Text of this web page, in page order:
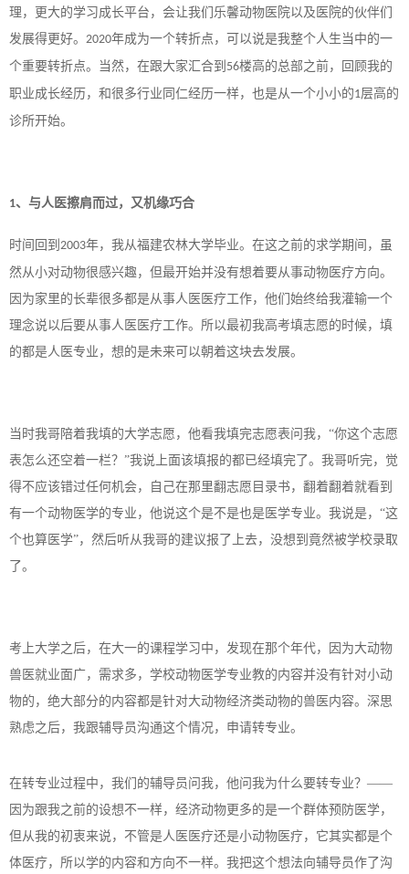
理，更大的学习成长平台，会让我们乐馨动物医院以及医院的伙伴们
发展得更好。 2020年成为一个转折点，可以说是我整个人生当中的一
个重要转折点。当然，在跟大家汇合到 56楼高的总部之前，回顾我的
职业成长经历，和很多行业同仁经历一样，也是从一个小小的1层高的
诊所开始。
1、与人医擦肩而过，又机缘巧合
时间回到 2003年，我从福建农林大学毕业。在这之前的求学期间，虽
然从小对动物很感兴趣，但最开始并没有想着要从事动物医疗方向。
因为家里的长辈很多都是从事人医医疗工作，他们始终给我灌输一个
理念说以后要从事人医医疗工作。所以最初我高考填志愿的时候，填
的都是人医专业，想的是未来可以朝着这块去发展。
当时我哥陪着我填的大学志愿，他看我填完志愿表问我， “你这个志愿
表怎么还空着一栏？”我说上面该填报的都已经填完了。我哥听完，觉
得不应该错过任何机会，自己在那里翻志愿目录书，翻着翻着就看到
有一个动物医学的专业，他说这个是不是也是医学专业。我说是，“这
个也算医学”，然后听从我哥的建议报了上去，没想到竟然被学校录取
了。
考上大学之后，在大一的课程学习中，发现在那个年代，因为大动物
兽医就业面广，需求多，学校动物医学专业教的内容并没有针对小动
物的，绝大部分的内容都是针对大动物经济类动物的兽医内容。深思
熟虑之后，我跟辅导员沟通这个情况，申请转专业。
在转专业过程中，我们的辅导员问我，他问我为什么要转专业？ ——
因为跟我之前的设想不一样，经济动物更多的是一个群体预防医学，
但从我的初衷来说，不管是人医医疗还是小动物医疗，它其实都是个
体医疗，所以学的内容和方向不一样。我把这个想法向辅导员作了沟